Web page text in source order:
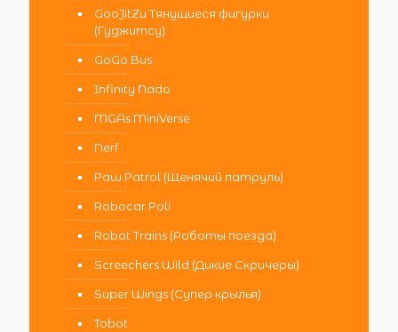
GooJitZu Тянущиеся фигурки
(Гуджитсу)
GoGo Bus
Infinity Nado
MGAs MiniVerse
Nerf
Paw Patrol (Щенячий патруль)
Robocar Poli
Robot Trains (Роботы поезда)
Screechers Wild (Дикие Скричеры)
Super Wings (Супер крылья)
Tobot